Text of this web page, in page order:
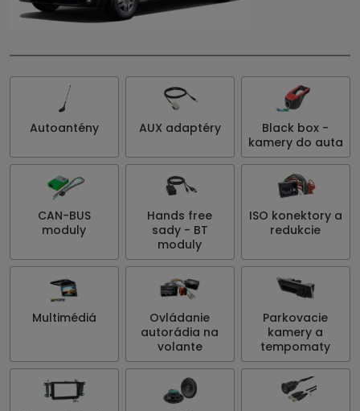
Autoantény AUX adaptéry
Black box -
kamery do auta
CAN-BUS
moduly
Hands free
sady - BT
moduly
ISO konektory a
redukcie
Multimédiá
Ovládanie
autorádia na
volante
Parkovacie
kamery a
tempomaty